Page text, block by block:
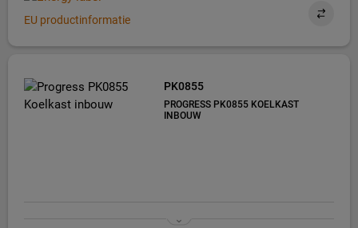
EU productinformatie
PK0855
PROGRESS PK0855 KOELKAST
INBOUW